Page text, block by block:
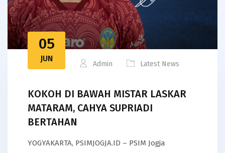
05
JUN
Admin Latest News
KOKOH DI BAWAH MISTAR LASKAR
MATARAM, CAHYA SUPRIADI
BERTAHAN
YOGYAKARTA, PSIMJOGJA.ID – PSIM Jogja